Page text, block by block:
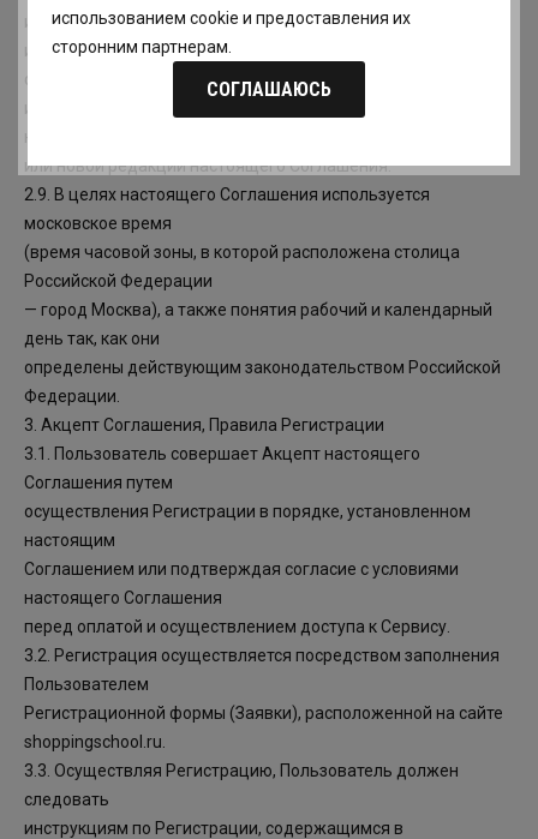
использованием cookie и предоставления их
сторонним партнерам.
СОГЛАШАЮСЬ
изменениям в целом со дня
их вступления в силу. Настоящее Соглашение в этом случае
считается
измененным со дня вступления в силу изменений к
настоящему Соглашению
или новой редакции настоящего Соглашения.
2.9. В целях настоящего Соглашения используется
московское время
(время часовой зоны, в которой расположена столица
Российской Федерации
— город Москва), а также понятия рабочий и календарный
день так, как они
определены действующим законодательством Российской
Федерации.
3. Акцепт Соглашения, Правила Регистрации
3.1. Пользователь совершает Акцепт настоящего
Соглашения путем
осуществления Регистрации в порядке, установленном
настоящим
Соглашением или подтверждая согласие с условиями
настоящего Соглашения
перед оплатой и осуществлением доступа к Сервису.
3.2. Регистрация осуществляется посредством заполнения
Пользователем
Регистрационной формы (Заявки), расположенной на сайте
shoppingschool.ru.
3.3. Осуществляя Регистрацию, Пользователь должен
следовать
инструкциям по Регистрации, содержащимся в